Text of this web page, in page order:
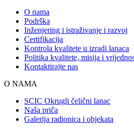
O nama
Podrška
Inženjering i istraživanje i razvoj
Certifikacija
Kontrola kvalitete u izradi lanaca
Politika kvalitete, misija i
Kontaktirajte nas
O NAMA
SCIC Okrugli čelični lanac
Naša priča
Galerija radionica i objekata